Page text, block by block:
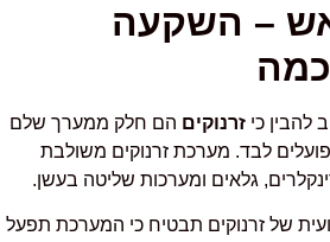
אש – השקעה
כי זרנוקים הם חלק ממערך שלם
לבד. מערכת זרנוקים משולבת
גלאים ומערכות שליטה בעשן.
של זרנוקים תבטיח כי המערכת תפעל